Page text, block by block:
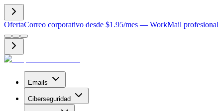
OfertaCorreo corporativo desde $1.95/mes — WorkMail profesional
Emails
Ciberseguridad